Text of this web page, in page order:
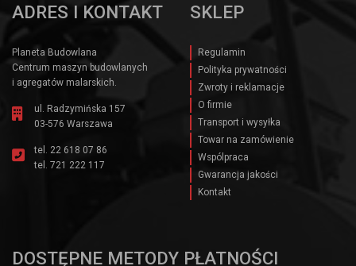
ADRES I KONTAKT
Planeta Budowlana
Centrum maszyn budowlanych
i agregatów malarskich.
ul. Radzymińska 157
03-576 Warszawa
tel. 22 618 07 86
tel. 721 222 117
SKLEP
Regulamin
Polityka prywatności
Zwroty i reklamacje
O firmie
Transport i wysyłka
Towar na zamówienie
Wspólpraca
Gwarancja jakości
Kontakt
DOSTĘPNE METODY PŁATNOŚCI